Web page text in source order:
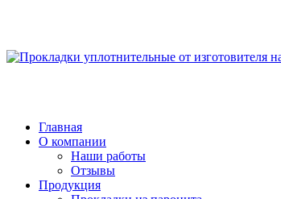
Главная
О компании
Наши работы
Отзывы
Продукция